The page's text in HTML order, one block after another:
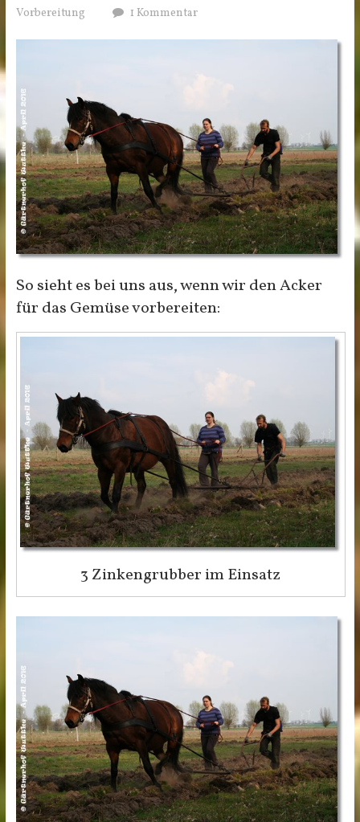
Vorbereitung 1 Kommentar
So sieht es bei uns aus, wenn wir den Acker
für das Gemüse vorbereiten:
3 Zinkengrubber im Einsatz